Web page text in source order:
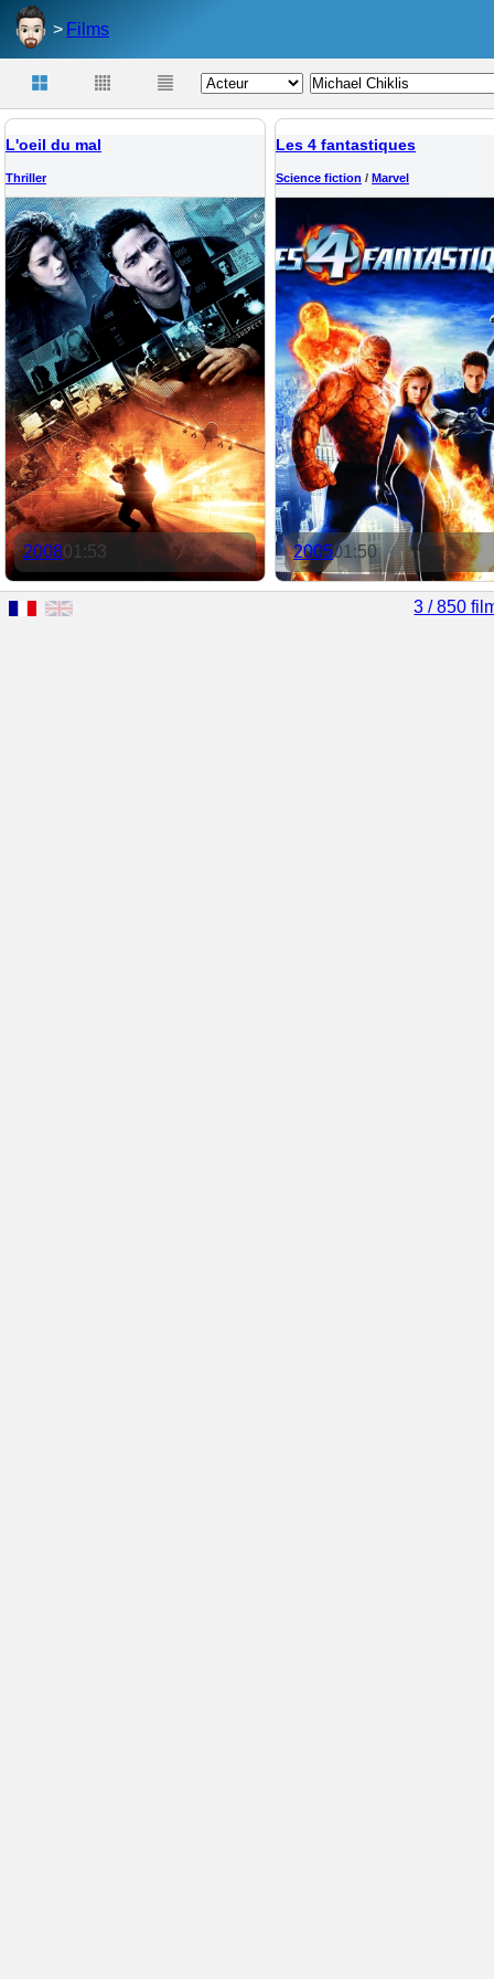
Films
L'oeil du mal
Thriller
200801:53
Les 4 fantastiques
Science fiction / Marvel
200501:50
3 / 850